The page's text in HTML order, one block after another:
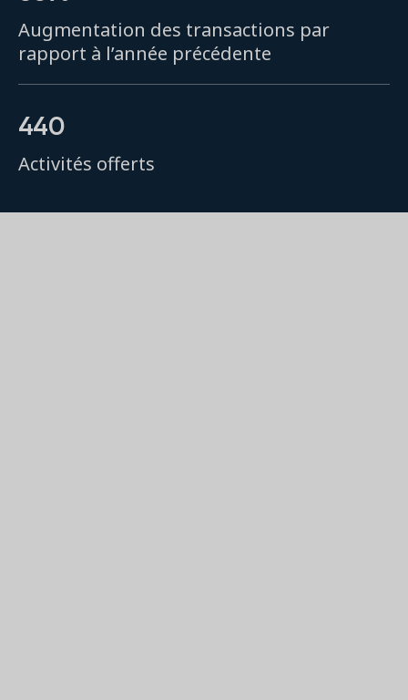
Augmentation des transactions par
rapport à l’année précédente
440
Activités offerts